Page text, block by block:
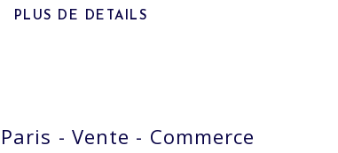
PLUS DE DETAILS
Paris - Vente - Commerce